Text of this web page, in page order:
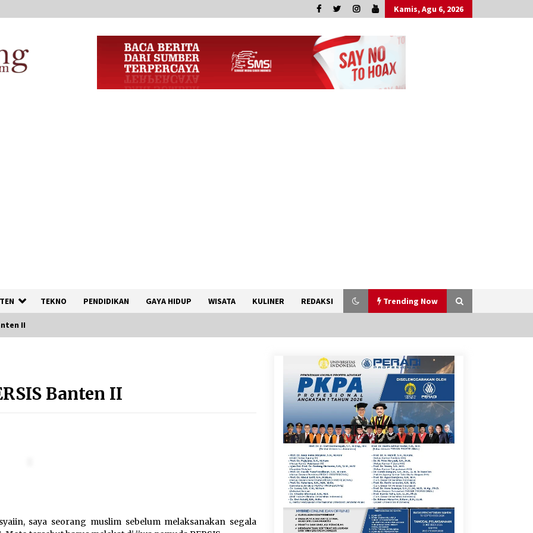
Kamis, Agu 6, 2026
TEKNO PENDIDIKAN GAYA HIDUP WISATA KULINER REDAKSI Trending Now
Miliar: Sewa Pesawat Fiktif,
Dukung Ekosistem Kendaraan
Listrik, Wapres Dorong Link
and Match Pendidikan–
Industri
5 Agustus 2026
Tapi Merawat Dan Merangkul
Jokowi Tetap Disambut
Hangat di NTT, Ahmad Ali:
Karya dan Pengabdiannya
Masih Dirasakan Masyarakat
5 Agustus 2026
II
Banten II
saya seorang muslim sebelum melaksanakan segala